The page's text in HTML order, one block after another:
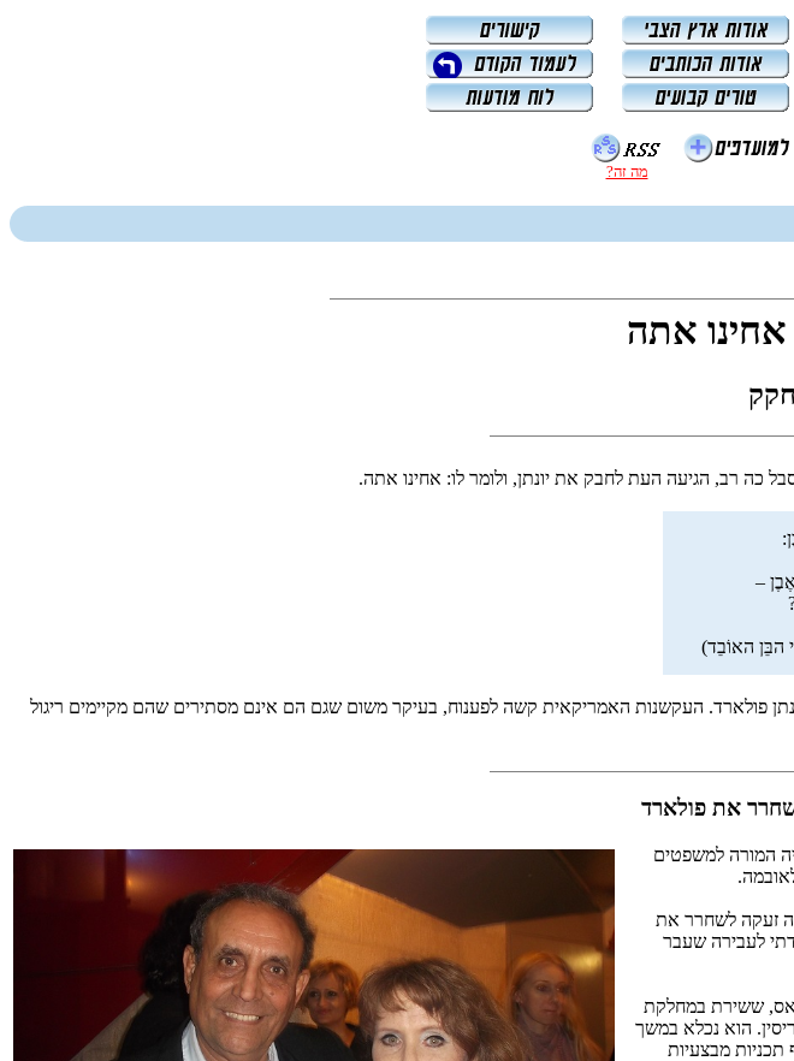
מה זה?
אחינו אתה
כה רב, הגיעה העת לחבק את יונתן, ולומר לו: אחינו אתה.
–
הבֵּן האוֹבֵד)
פולארד. העקשנות האמריקאית קשה לפענוח, בעיקר משום שגם הם אינם מסתירים שהם מקיימים ריגול
את פולארד
המורה למשפטים
זעקה לשחרר את
לעבירה שעבר
ששירת במחלקת
הוא נכלא במשך
תכניות מבצעיות